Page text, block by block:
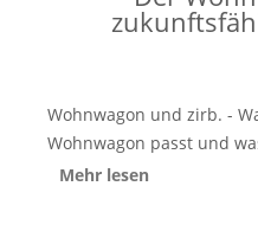
Wohnwagon und zirb. -
Wohnwagon passt und
Mehr lesen